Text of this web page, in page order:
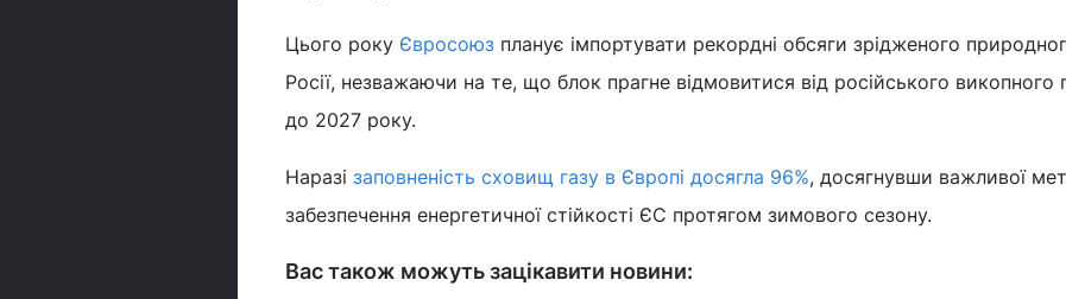
Цього року Євросоюз планує імпортувати рекордні обсяги зрідженого
Росії, незважаючи на те, що блок прагне відмовитися від російського викопного
до 2027 року.
Наразі заповненість сховищ газу в Європі досягла 96%, досягнувши важливої
забезпечення енергетичної стійкості ЄС протягом зимового сезону.
Вас також можуть зацікавити новини: